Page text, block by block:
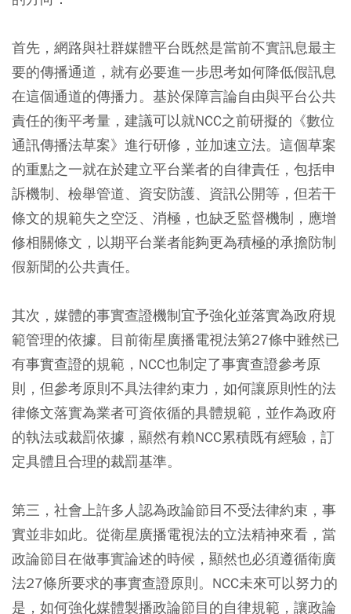
首先，網路與社群媒體平台既然是當前不實訊息最主
要的傳播通道，就有必要進一步思考如何降低假訊息
在這個通道的傳播力。基於保障言論自由與平台公共
責任的衡平考量，建議可以就NCC之前研擬的《數位
通訊傳播法草案》進行研修，並加速立法。這個草案
的重點之一就在於建立平台業者的自律責任，包括申
訴機制、檢舉管道、資安防護、資訊公開等，但若干
條文的規範失之空泛、消極，也缺乏監督機制，應增
修相關條文，以期平台業者能夠更為積極的承擔防制
假新聞的公共責任。
其次，媒體的事實查證機制宜予強化並落實為政府規
範管理的依據。目前衛星廣播電視法第27條中雖然已
有事實查證的規範，NCC也制定了事實查證參考原
則，但參考原則不具法律約束力，如何讓原則性的法
律條文落實為業者可資依循的具體規範，並作為政府
的執法或裁罰依據，顯然有賴NCC累積既有經驗，訂
定具體且合理的裁罰基準。
第三，社會上許多人認為政論節目不受法律約束，事
實並非如此。從衛星廣播電視法的立法精神來看，當
政論節目在做事實論述的時候，顯然也必須遵循衛廣
法27條所要求的事實查證原則。NCC未來可以努力的
是，如何強化媒體製播政論節目的自律規範，讓政論